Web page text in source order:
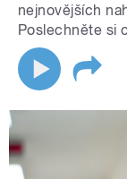
nejnovějších
Poslechněte si